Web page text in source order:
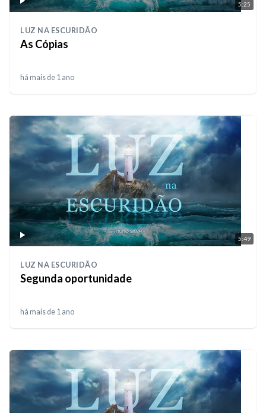
5:25
LUZ NA ESCURIDÃO
As Cópias
há mais de 1 ano
5:49
LUZ NA ESCURIDÃO
Segunda oportunidade
há mais de 1 ano